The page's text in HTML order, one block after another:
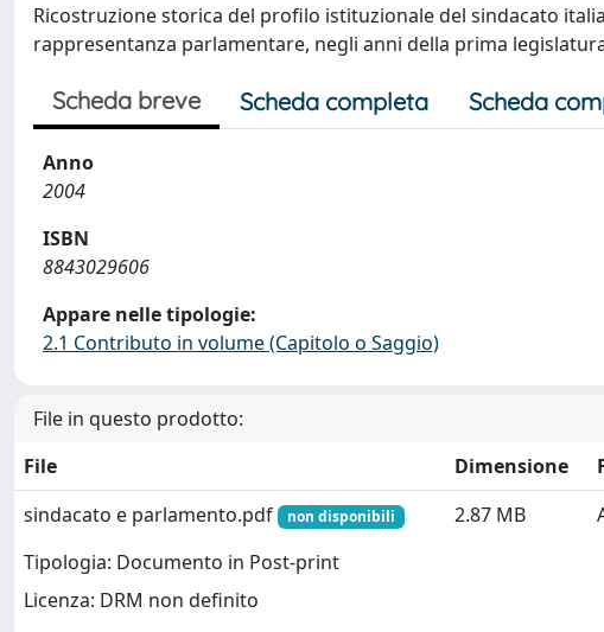
Ricostruzione storica del profilo istituzionale del sindacato
rappresentanza parlamentare, negli anni della prima
Scheda breve Scheda completa Scheda
Anno
2004
ISBN
8843029606
Appare nelle tipologie:
2.1 Contributo in volume (Capitolo o Saggio)
File in questo prodotto:
File
Dimensione
sindacato e parlamento.pdf
non disponibili
Tipologia: Documento in Post-print
Licenza: DRM non definito
2.87 MB